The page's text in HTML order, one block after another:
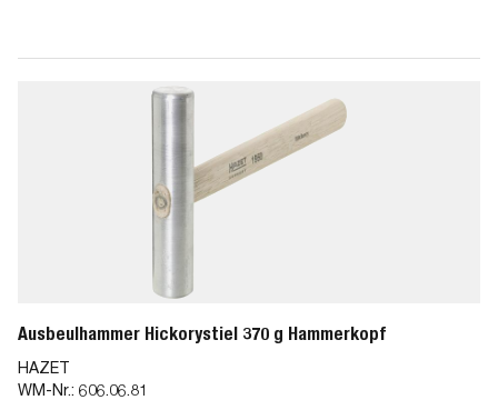
Ausbeulhammer Hickorystiel 370 g Hammerkopf
HAZET
WM-Nr.: 606.06.81